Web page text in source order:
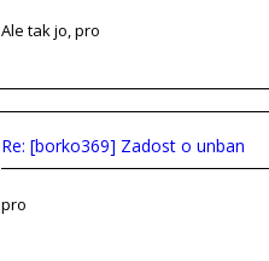
Ale tak jo, pro
Re: [borko369] Zadost o unban
pro